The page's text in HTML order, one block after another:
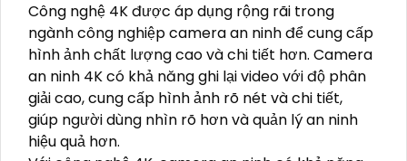
Công nghệ 4K được áp dụng rộng rãi trong
ngành công nghiệp camera an ninh để cung cấp
hình ảnh chất lượng cao và chi tiết hơn. Camera
an ninh 4K có khả năng ghi lại video với độ phân
giải cao, cung cấp hình ảnh rõ nét và chi tiết,
giúp người dùng nhìn rõ hơn và quản lý an ninh
hiệu quả hơn.